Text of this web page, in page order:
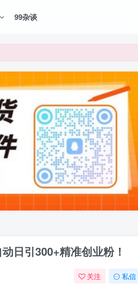
99杂谈
网络营销教程、自媒体短视频教程等，长
日引300+精准创业粉！
关注 私信